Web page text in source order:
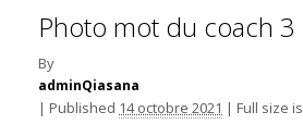
Photo mot du coach 3
By
adminQiasana
| Published 14 octobre 2021 | Full size is